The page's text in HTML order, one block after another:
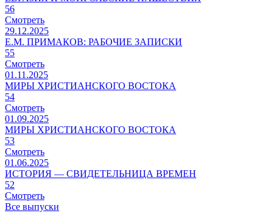
56
Смотреть
29.12.2025
Е.М. ПРИМАКОВ: РАБОЧИЕ ЗАПИСКИ
55
Смотреть
01.11.2025
МИРЫ ХРИСТИАНСКОГО ВОСТОКА
54
Смотреть
01.09.2025
МИРЫ ХРИСТИАНСКОГО ВОСТОКА
53
Смотреть
01.06.2025
ИСТОРИЯ — СВИДЕТЕЛЬНИЦА ВРЕМЕН
52
Смотреть
Все выпуски